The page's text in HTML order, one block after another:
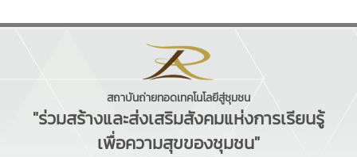
สถาบันถ่ายทอดเทคโนโลยีสู่ชุมชน
"ร่วมสร้างและส่งเสริมสังคมแห่งการเรียนรู้
เพื่อความสุขของชุมชน"